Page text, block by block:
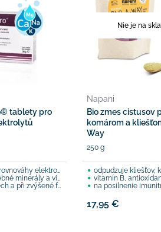
tablety pro
elektrolytů
minerály a vitamíny
zvýšené fyzické aktivitě
Nie je na
Napani
Bio zmes cistusov
komárom a
Way
250 g
odpudzuje kliešťov,
vitamín B,
na posilnenie
17,95 €